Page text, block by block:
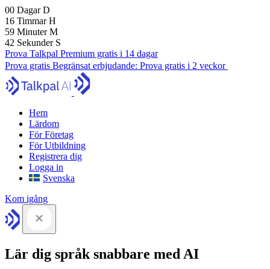
00 DagarD
16 TimmarH
59 MinuterM
41 Sekunder S
Prova Talkpal Premium gratis i 14 dagar
Prova gratis Begränsat erbjudande: Prova gratis i 2 veckor
Hem
Lärdom
För Företag
För Utbildning
Registrera dig
Logga in
Svenska
Kom igång
Lär dig språk snabbare med AI